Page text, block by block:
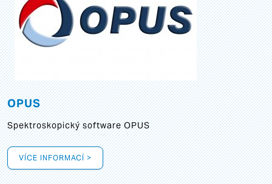
OPUS
Spektroskopický software OPUS
VÍCE INFORMACÍ >